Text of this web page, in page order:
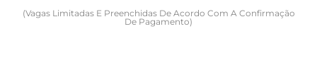
(vagas Limitadas E Preenchidas De Acordo Com A Confirmação
De Pagamento)